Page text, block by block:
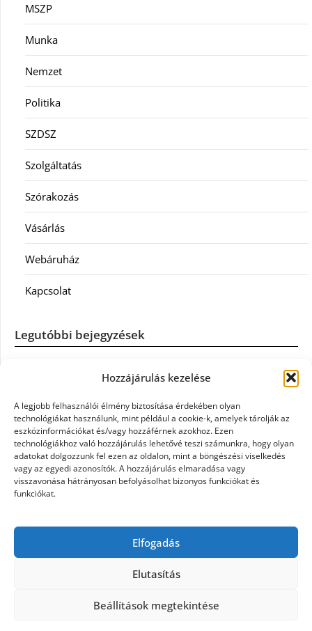
Hozzájárulás kezelése
A legjobb felhasználói élmény biztosítása érdekében olyan
technológiákat használunk, mint például a cookie-k, amelyek tárolják az
eszközinformációkat és/vagy hozzáférnek azokhoz. Ezen
technológiákhoz való hozzájárulás lehetővé teszi számunkra, hogy olyan
adatokat dolgozzunk fel ezen az oldalon, mint a böngészési viselkedés
vagy az egyedi azonosítók. A hozzájárulás elmaradása vagy
visszavonása hátrányosan befolyásolhat bizonyos funkciókat és
funkciókat.
Elfogadás
Elutasítás
Beállítások megtekintése
MSZP
Munka
Nemzet
Politika
SZDSZ
Szolgáltatás
Szórakozás
Vásárlás
Webáruház
Kapcsolat
Legutóbbi bejegyzések
Casco szélvédőcsere: mikor éri meg a biztosítást igénybe
Könyvelés: mikor érdemes könyvelőt váltani?
Szövetkezeti jog: miért elengedhetetlen a szakszerű jogi
háttér a biztonságos működéshez
Munkajogi ügyvéd: miért nem érdemes várni a jogi
Tüll anyag: elegancia és sokoldalúság a Szakatex
kínálatában